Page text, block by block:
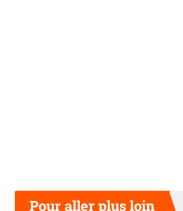
Pour aller plus loin